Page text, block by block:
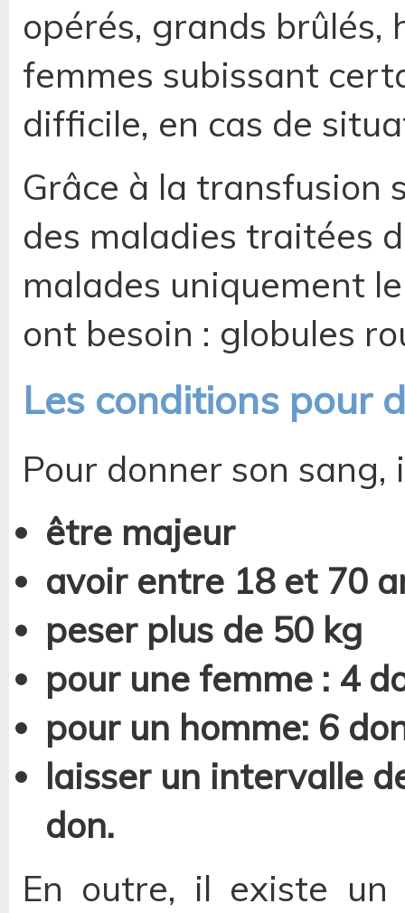
opérés, grands brûlés,
femmes subissant
difficile, en cas de
Grâce à la transfusion
des maladies traitées
malades uniquement
ont besoin : globules
Les conditions pour
Pour donner son sang,
être majeur
avoir entre 18 et 70
peser plus de 50 kg
pour une femme : 4
pour un homme: 6
laisser un intervalle
don.
En outre, il existe